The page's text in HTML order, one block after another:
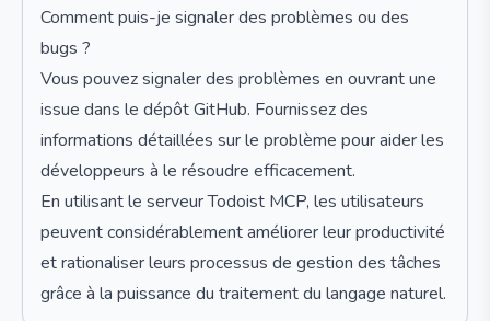
Comment puis-je signaler des problèmes ou des
bugs ?
Vous pouvez signaler des problèmes en ouvrant une
issue dans le dépôt GitHub. Fournissez des
informations détaillées sur le problème pour aider les
développeurs à le résoudre efficacement.
En utilisant le serveur Todoist MCP, les utilisateurs
peuvent considérablement améliorer leur productivité
et rationaliser leurs processus de gestion des tâches
grâce à la puissance du traitement du langage naturel.